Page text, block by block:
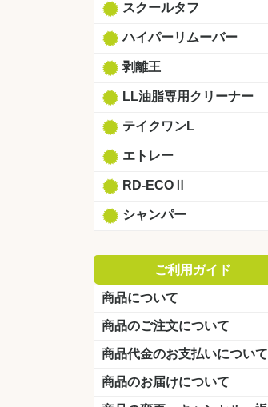
スクールタフ
ハイパーリムーバー
剥離王
LL油脂専用クリーナー
テイクワンL
エトレー
RD-ECOⅡ
シャンパー
ご利用ガイド
商品について
商品のご注文について
商品代金のお支払いについて
商品のお届けについて